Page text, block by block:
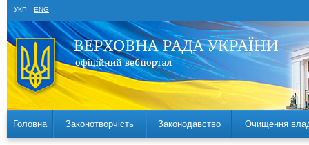
УКР ENG
Головна Законотворчість Законодавство Очищення